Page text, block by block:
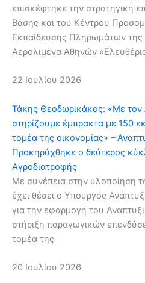
επισκέφτηκε την στρατηγική
Βάσης και του Κέντρου
Εκπαίδευσης Πληρωμάτων της
Αερολιμένα Αθηνών
22 Ιουλίου 2026
Τάκης Θεοδωρικάκος: «Με τον
στηρίζουμε έμπρακτα με 150
τομέα της οικονομίας» –
Προκηρύχθηκε ο δεύτερος
Αγροδιατροφής
Με συνέπεια στην υλοποίηση
έχει θέσει ο Υπουργός
για την εφαρμογή του
στήριξη παραγωγικών
τομέα της
20 Ιουλίου 2026